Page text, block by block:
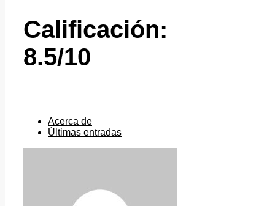
Calificación:
8.5/10
Acerca de
Últimas entradas